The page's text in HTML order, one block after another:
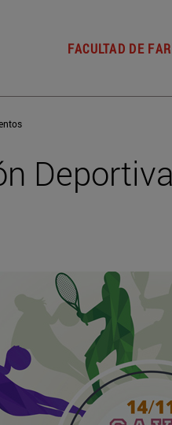
FACULTAD DE
Deportiva